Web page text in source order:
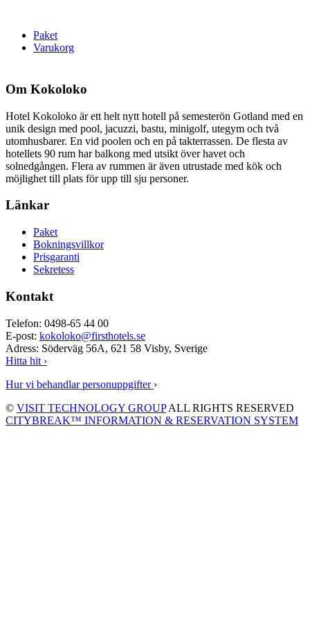
Paket
Varukorg
Om Kokoloko
Hotel Kokoloko är ett helt nytt hotell på semesterön Gotland med en
unik design med pool, jacuzzi, bastu, minigolf, utegym och två
utomhusbarer. En vid poolen och en på takterrassen. De flesta av
hotellets 90 rum har balkong med utsikt över havet och
solnedgången. Flera av rummen är även utrustade med kök och
möjlighet till plats för upp till sju personer.
Länkar
Paket
Bokningsvillkor
Prisgaranti
Sekretess
Kontakt
Telefon: 0498-65 44 00
E-post: kokoloko@firsthotels.se
Adress: Söderväg 56A, 621 58 Visby, Sverige
Hitta hit ›
Hur vi behandlar personuppgifter ›
© VISIT TECHNOLOGY GROUPALL RIGHTS RESERVED
CITYBREAK™ INFORMATION & RESERVATION SYSTEM